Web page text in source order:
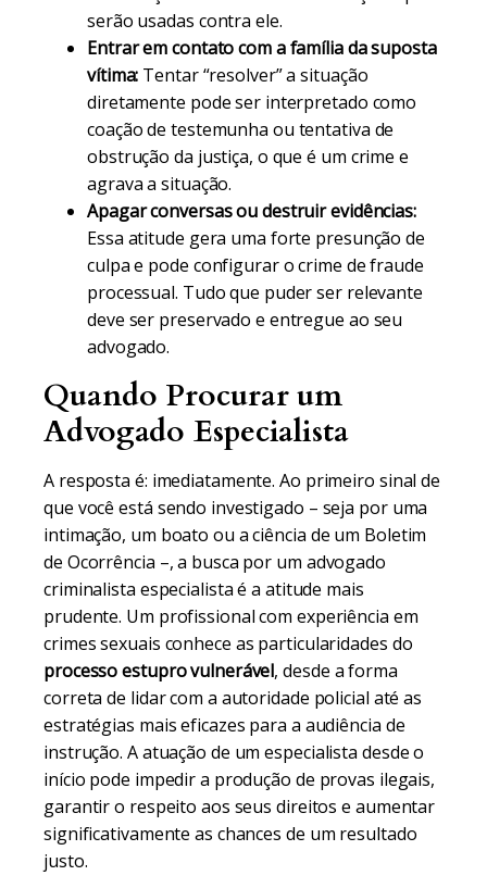
serão usadas contra ele.
Entrar em contato com a família da suposta
vítima: Tentar “resolver” a situação
diretamente pode ser interpretado como
coação de testemunha ou tentativa de
obstrução da justiça, o que é um crime e
agrava a situação.
Apagar conversas ou destruir evidências:
Essa atitude gera uma forte presunção de
culpa e pode configurar o crime de fraude
processual. Tudo que puder ser relevante
deve ser preservado e entregue ao seu
advogado.
Quando Procurar um
Advogado Especialista
A resposta é: imediatamente. Ao primeiro sinal de
que você está sendo investigado – seja por uma
intimação, um boato ou a ciência de um Boletim
de Ocorrência –, a busca por um advogado
criminalista especialista é a atitude mais
prudente. Um profissional com experiência em
crimes sexuais conhece as particularidades do
processo estupro vulnerável, desde a forma
correta de lidar com a autoridade policial até as
estratégias mais eficazes para a audiência de
instrução. A atuação de um especialista desde o
início pode impedir a produção de provas ilegais,
garantir o respeito aos seus direitos e aumentar
significativamente as chances de um resultado
justo.